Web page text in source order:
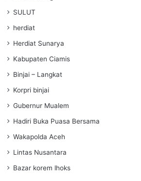
SULUT
herdiat
Herdiat Sunarya
Kabupaten Ciamis
Binjai – Langkat
Korpri binjai
Gubernur Mualem
Hadiri Buka Puasa Bersama
Wakapolda Aceh
Lintas Nusantara
Bazar korem lhoks